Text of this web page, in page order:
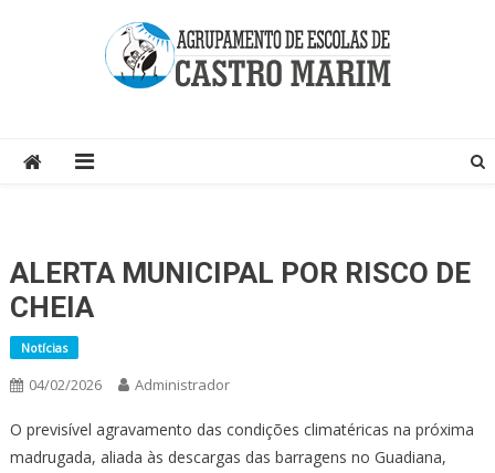
ALERTA MUNICIPAL POR RISCO DE
CHEIA
Notícias
04/02/2026 Administrador
O previsível agravamento das condições climatéricas na próxima
madrugada, aliada às descargas das barragens no Guadiana,